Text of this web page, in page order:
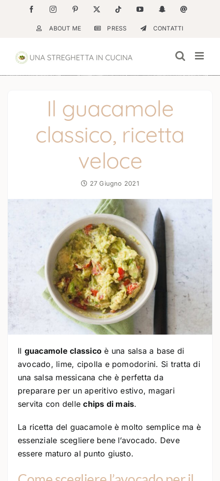
contenuto
FacebookInstagramPinterest Tiktok YouTubeSnapchatEmail
ABOUT ME PRESS CONTATTI
Il guacamole
classico, ricetta
veloce
27 Giugno 2021
Il guacamole classico è una salsa a base di
avocado, lime, cipolla e pomodorini. Si tratta di
una salsa messicana che è perfetta da
preparare per un aperitivo estivo, magari
servita con dellechips di mais.
La ricetta del guacamole è molto semplice ma è
essenziale scegliere bene l’avocado. Deve
essere maturo al punto giusto.